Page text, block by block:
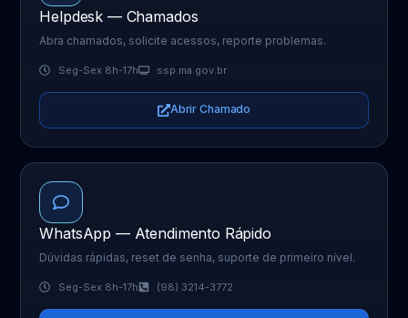
Helpdesk — Chamados
Abra chamados, solicite acessos, reporte problemas.
Seg-Sex 8h-17h ssp.ma.gov.br
Abrir Chamado
WhatsApp — Atendimento Rápido
Dúvidas rápidas, reset de senha, suporte de primeiro nível.
Seg-Sex 8h-17h (98) 3214-3772